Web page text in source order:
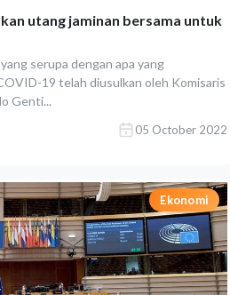
utang jaminan bersama untuk
serupa dengan apa yang
19 telah diusulkan oleh Komisaris
Genti...
05 October 2022
Ekonomi